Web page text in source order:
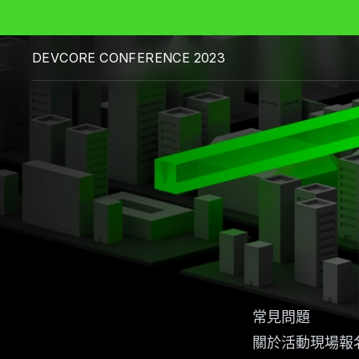
DEVCORE CONFERENCE 2023
常見問題
關於活動現場